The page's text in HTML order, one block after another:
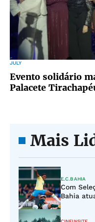
JULY
Evento solidário
Palacete
Mais
E.C.BAHIA
Com
Bahia